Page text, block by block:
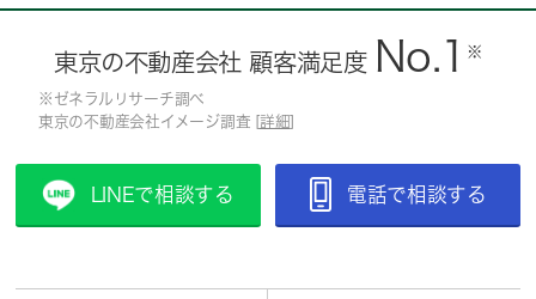
東京の不動産会社 顧客満足度 No.1 ※
※ゼネラルリサーチ調べ
東京の不動産会社イメージ調査 [ 詳細
LINEで相談する 電話で相談する